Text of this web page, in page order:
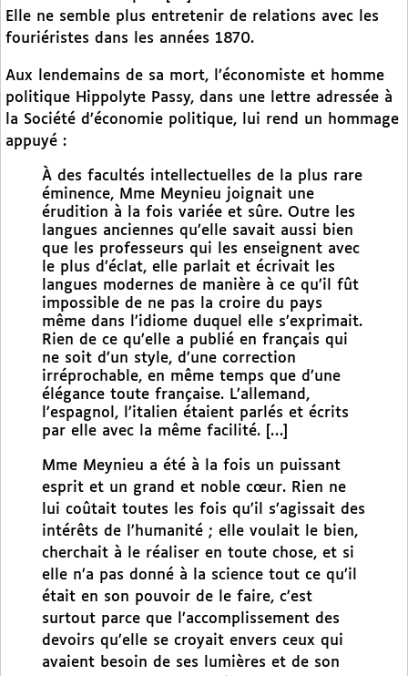
Elle ne semble plus entretenir de relations avec les
fouriéristes dans les années 1870.
Aux lendemains de sa mort, l’économiste et homme
politique Hippolyte Passy, dans une lettre adressée à
la Société d’économie politique, lui rend un hommage
appuyé :
À des facultés intellectuelles de la plus rare
éminence, Mme Meynieu joignait une
érudition à la fois variée et sûre. Outre les
langues anciennes qu’elle savait aussi bien
que les professeurs qui les enseignent avec
le plus d’éclat, elle parlait et écrivait les
langues modernes de manière à ce qu’il fût
impossible de ne pas la croire du pays
même dans l’idiome duquel elle s’exprimait.
Rien de ce qu’elle a publié en français qui
ne soit d’un style, d’une correction
irréprochable, en même temps que d’une
élégance toute française. L’allemand,
l’espagnol, l’italien étaient parlés et écrits
par elle avec la même facilité. […]
Mme Meynieu a été à la fois un puissant
esprit et un grand et noble cœur. Rien ne
lui coûtait toutes les fois qu’il s’agissait des
intérêts de l’humanité ; elle voulait le bien,
cherchait à le réaliser en toute chose, et si
elle n’a pas donné à la science tout ce qu’il
était en son pouvoir de le faire, c’est
surtout parce que l’accomplissement des
devoirs qu’elle se croyait envers ceux qui
avaient besoin de ses lumières et de son